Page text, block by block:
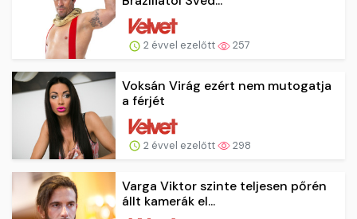
2 évvel ezelőtt 257
Voksán Virág ezért nem mutogatja
a férjét
2 évvel ezelőtt 298
Varga Viktor szinte teljesen pőrén
állt kamerák el...